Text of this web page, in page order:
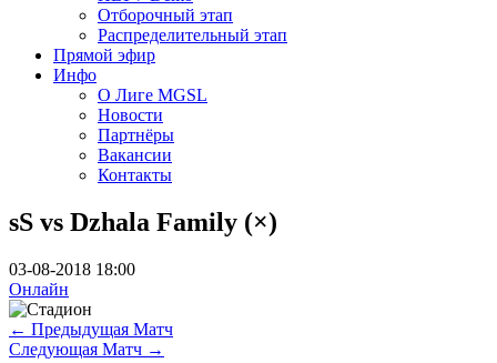
Отборочный этап
Распределительный этап
Прямой эфир
Инфо
О Лиге MGSL
Новости
Партнёры
Вакансии
Контакты
sS vs Dzhala Family (×)
03-08-2018 18:00
Онлайн
← Предыдущая Матч
Следующая Матч →